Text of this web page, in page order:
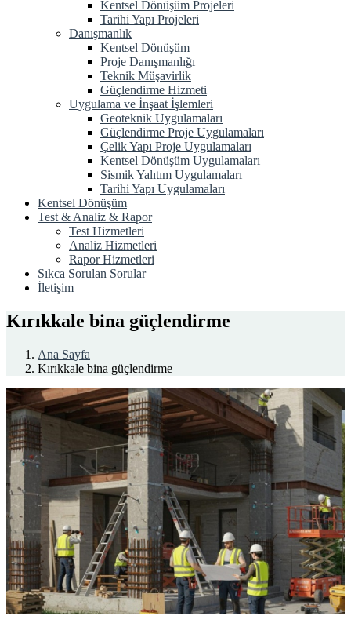
Kentsel Dönüşüm Projeleri
Tarihi Yapı Projeleri
Danışmanlık
Kentsel Dönüşüm
Proje Danışmanlığı
Teknik Müşavirlik
Güçlendirme Hizmeti
Uygulama ve İnşaat İşlemleri
Geoteknik Uygulamaları
Güçlendirme Proje Uygulamaları
Çelik Yapı Proje Uygulamaları
Kentsel Dönüşüm Uygulamaları
Sismik Yalıtım Uygulamaları
Tarihi Yapı Uygulamaları
Kentsel Dönüşüm
Test & Analiz & Rapor
Test Hizmetleri
Analiz Hizmetleri
Rapor Hizmetleri
Sıkca Sorulan Sorular
İletişim
Kırıkkale bina güçlendirme
Ana Sayfa
Kırıkkale bina güçlendirme